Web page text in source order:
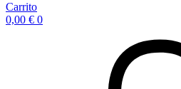
Carrito
0,00 € 0